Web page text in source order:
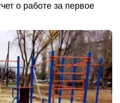
о работе за первое